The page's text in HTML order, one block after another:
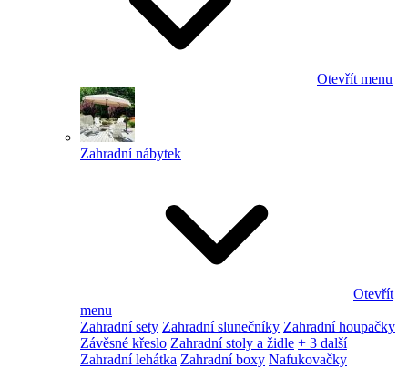
Otevřít menu
Zahradní nábytek
Otevřít
menu
Zahradní sety Zahradní slunečníky Zahradní houpačky
Závěsné křeslo Zahradní stoly a židle + 3 další
Zahradní lehátka Zahradní boxy Nafukovačky